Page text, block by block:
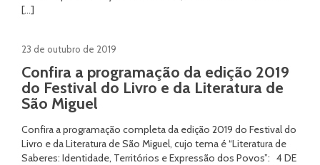
[…]
23 de outubro de 2019
Confira a programação da edição 2019
do Festival do Livro e da Literatura de
São Miguel
Confira a programação completa da edição 2019 do Festival do
Livro e da Literatura de São Miguel, cujo tema é “Literatura de
Saberes: Identidade, Territórios e Expressão dos Povos”: 4 DE